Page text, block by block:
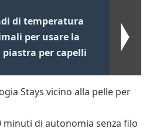
di temperatura
per usare la
per capelli
Stays vicino alla pelle per
minuti di autonomia senza filo